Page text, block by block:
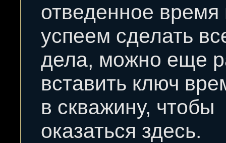
отведенное
успеем сделать
дела, можно еще
вставить ключ
в скважину, чтобы
оказаться здесь.